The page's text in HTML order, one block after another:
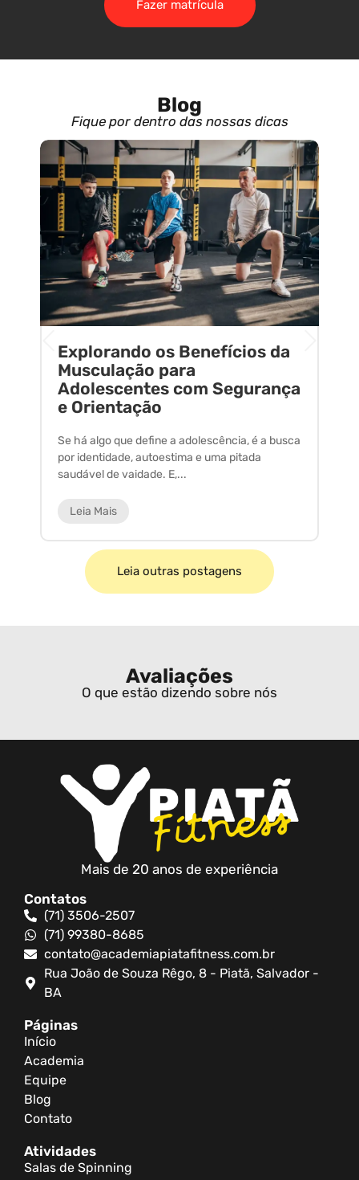
Fazer matrícula
Blog
Fique por dentro das nossas dicas
Explorando os Benefícios da
Musculação para
Adolescentes com Segurança
e Orientação
Se há algo que define a adolescência, é a busca
por identidade, autoestima e uma pitada
saudável de vaidade. E,...
Leia Mais
Leia outras postagens
Avaliações
O que estão dizendo sobre nós
Mais de 20 anos de experiência
Contatos
(71) 3506-2507
(71) 99380-8685
contato@academiapiatafitness.com.br
Rua João de Souza Rêgo, 8 - Piatã, Salvador -
BA
Páginas
Início
Academia
Equipe
Blog
Contato
Atividades
Salas de Spinning